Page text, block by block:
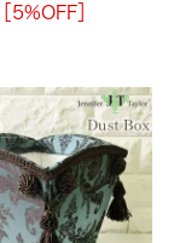
［5%OFF］